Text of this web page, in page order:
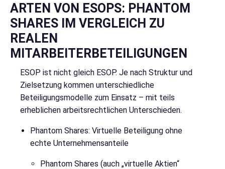
ARTEN VON ESOPS: PHANTOM
SHARES IM VERGLEICH ZU
REALEN
MITARBEITERBETEILIGUNGEN
ESOP ist nicht gleich ESOP. Je nach Struktur und
Zielsetzung kommen unterschiedliche
Beteiligungsmodelle zum Einsatz – mit teils
erheblichen arbeitsrechtlichen Unterschieden.
Phantom Shares: Virtuelle Beteiligung ohne
echte Unternehmensanteile
Phantom Shares (auch „virtuelle Aktien“